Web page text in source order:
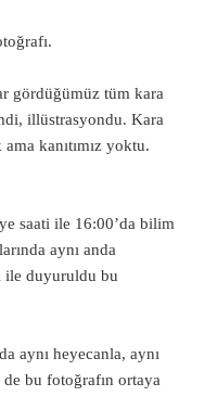
gördüğümüz tüm kara
illüstrasyondu. Kara
kanıtımız yoktu.
saati ile 16:00’da bilim
aynı anda
ile duyuruldu bu
aynı heyecanla, aynı
de bu fotoğrafın ortaya